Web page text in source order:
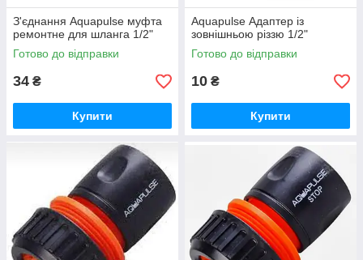
З'єднання Aquapulse муфта
ремонтне для шланга 1/2"
Готово до відправки
34 ₴
Купити
Aquapulse Адаптер із
зовнішньою різзю 1/2"
Готово до відправки
10 ₴
Купити